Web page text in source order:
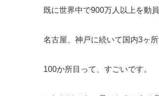
既に世界中で900万人以上を動
名古屋、神戸に続いて国内3ヶ
100か所目って、すごいです。